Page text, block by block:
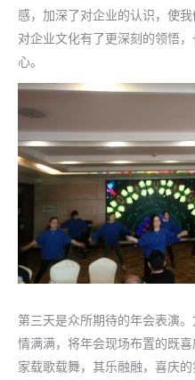
感，加深了对企业的认识，使
对企业文化有了更深刻的领悟
心。
第三天是众所期待的年会表演
情满满，将年会现场布置的既
家载歌载舞，其乐融融，喜庆